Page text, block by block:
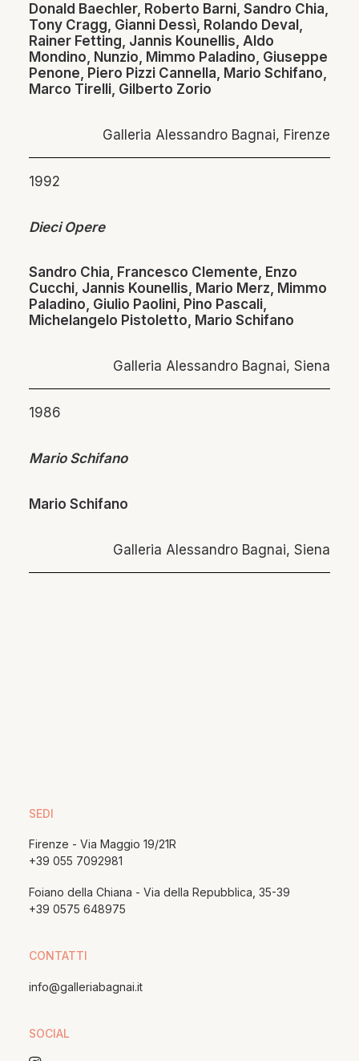
Donald Baechler, Roberto Barni, Sandro Chia,
Tony Cragg, Gianni Dessì, Rolando Deval,
Rainer Fetting, Jannis Kounellis, Aldo
Mondino, Nunzio, Mimmo Paladino, Giuseppe
Penone, Piero Pizzi Cannella, Mario Schifano,
Marco Tirelli, Gilberto Zorio
Galleria Alessandro Bagnai, Firenze
1992
Dieci Opere
Sandro Chia, Francesco Clemente, Enzo
Cucchi, Jannis Kounellis, Mario Merz, Mimmo
Paladino, Giulio Paolini, Pino Pascali,
Michelangelo Pistoletto, Mario Schifano
Galleria Alessandro Bagnai, Siena
1986
Mario Schifano
Mario Schifano
Galleria Alessandro Bagnai, Siena
SEDI
Firenze - Via Maggio 19/21R
+39 055 7092981
Foiano della Chiana - Via della Repubblica, 35-39
+39 0575 648975
CONTATTI
info@galleriabagnai.it
SOCIAL